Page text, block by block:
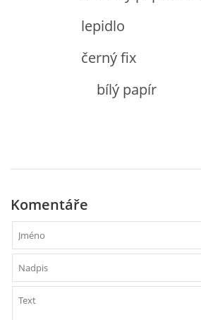
VZDĚLÁVACÍ BLOK BŘEZEN
VZDĚLÁVACÍ BLOK DUBEN
VÝTVARNÉ POMŮCKY
VÝTVARNÉ AKTIVITY - JARO
VÝTVARNÉ AKTIVITY - LÉTO
VÝTVARNÉ AKTIVITY - PODZIM
lepidlo
černý fix
bílý papír
Komentáře